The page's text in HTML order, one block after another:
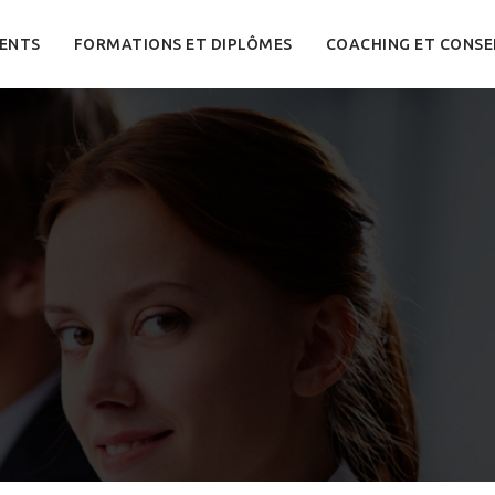
FORMATIONS ET DIPLÔMES COACHING ET